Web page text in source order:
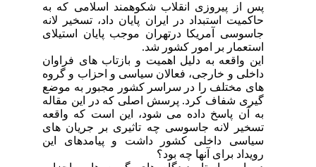
پس از پیروزی انقلاب شکوهمند اسلامی که به
حاکمیت استبداد در ایران پایان داد، تسخیر لانه
جاسوسی آمریکا درتهران موجب پایان استیلای
استعمار بر امور کشور شد.
این واقعه به دلیل اهمیت و بازتاب های فراوان
داخلی و خارجی، فعالان سیاسی و احزاب و گروه
های مختلف را در سراسر کشور مجبور به موضع
گیری شفاف کرد. پرسش اصلی که در این مقاله
به آن پاسخ داده می شود، این است که واقعه
تسخیر لانه جاسوسی چه تاثیری بر جریان های
سیاسی داخلی کشور داشت و پیامدهای این
رویداد برای آنها چه بود؟